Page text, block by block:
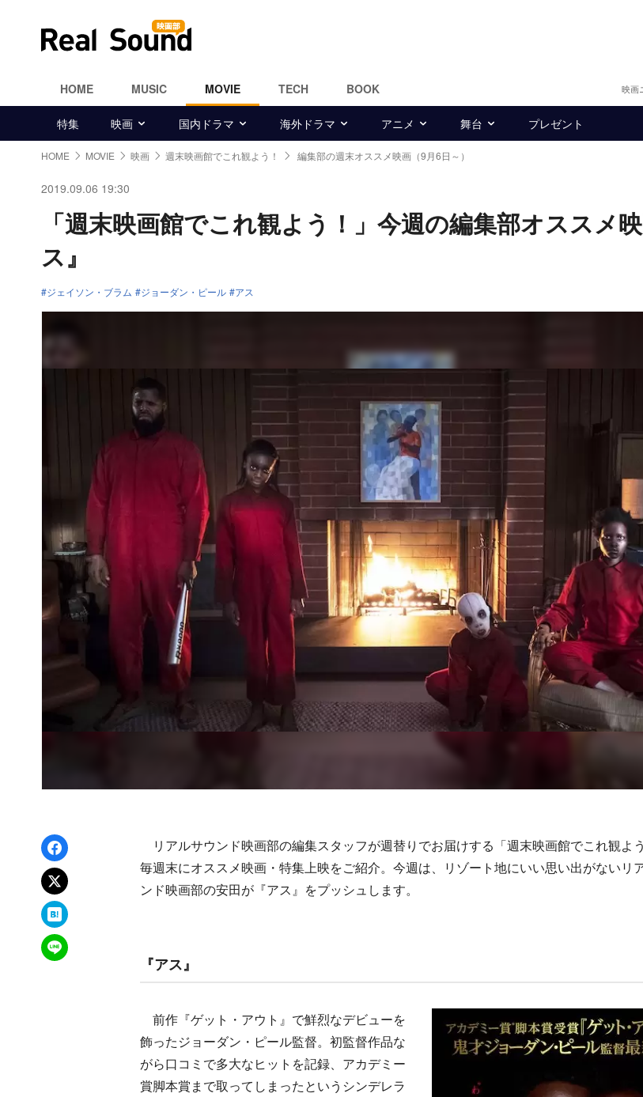
HOME MUSIC MOVIE TECH BOOK 映画
特集 映画 国内ドラマ 海外ドラマ アニメ 舞台 プレゼント
HOME MOVIE 映画 週末映画館でこれ観よう！ 編集部の週末オススメ映画（9月6日～）
2019.09.06 19:30
「週末映画館でこれ観よう！」今週の編集部オススメ
ス』
ジェイソン・ブラム ジョーダン・ピール アス
Facebookでシェア
xでポスト
はてなブックマーク
LINEで送る
リアルサウンド映画部の編集スタッフが週替りでお届けする「週末映画館でこれ観よう
毎週末にオススメ映画・特集上映をご紹介。今週は、リゾート地にいい思い出がないリ
ンド映画部の安田が『アス』をプッシュします。
『アス』
前作『ゲット・アウト』で鮮烈なデビューを
飾ったジョーダン・ピール監督。初監督作品な
がら口コミで多大なヒットを記録、アカデミー
賞脚本賞まで取ってしまったというシンデレラ